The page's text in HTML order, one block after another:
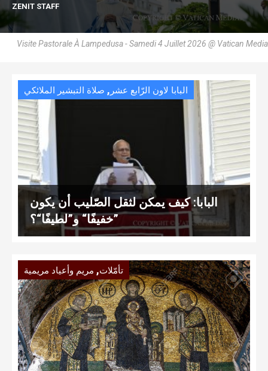
ZENIT STAFF
Visite Pastorale À Lampedusa - Samedi 4 Juillet 2026 @ Vatican Media
البابا لاون الرّابع عشر , صلاة التبشير الملائكي
البابا: كيف يمكن لثقل الصّليب أن يكون
”خفيفًا“ و”لطيفًا“؟
تأمّلات, مريم وأعياد مريمية